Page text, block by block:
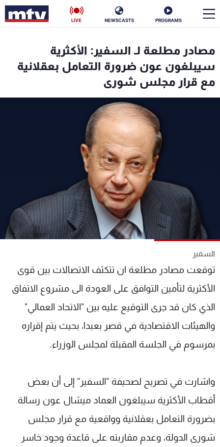
PROGRAMS
NEWSCASTS
LIVE
مصادر مطلعة لـ السفير: الأكثرية
سيبلغون عون ضرورة التعامل بعقلانية
مع قرار مجلس شورى
السفير
توقعت مصادر مطلعة ان تتكثف الاتصالات بين قوى
الأكثرية لتأمين التوافق على العودة الى مشروع الاتفاق
الذي كان قد جرى التوقيع عليه بين "الاتحاد العمالي"
والهيئات الاقتصادية في قصر بعبدا، بحيث يتم إقراره
بمرسوم في الجلسة المقبلة لمجلس الوزراء.
واشارت في تصريح لصحيفة "السفير" إلى أن بعض
أقطاب الأكثرية سيبلغون العماد ميشال عون رسالة
بضرورة التعامل بعقلانية وواقعية مع قرار مجلس
شورى الدولة، وعدم مقاربته على قاعدة وجود خاسر
الأخبار
سياسة ناس
فن
رياضة
البرامج
جدول البرامج
شاهد البرامج
الترددات
عن MTV
الإنـتـاج
لاعلاناتكم
وظائف
تواصل معنا
شروط الإسـتخدام
سياسة الخصوصية